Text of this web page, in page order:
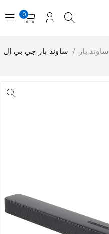
0
ساوند بار /
ساوند بار جي بي إل